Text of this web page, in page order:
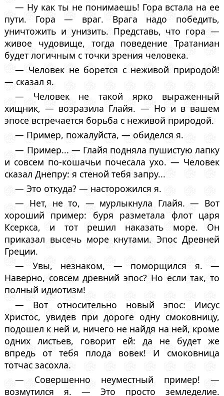
— Ну как ты не понимаешь! Гора встала на ее
пути. Гора — враг. Врага надо победить,
уничтожить и унизить. Представь, что гора —
живое чудовище, тогда поведение Тратаниан
будет логичным с точки зрения человека.
— Человек не борется с неживой природой!
— сказал я.
— Человек не такой ярко выраженный
хищник, — возразила Глайя. — Но и в вашем
эпосе встречается борьба с неживой природой.
— Пример, пожалуйста, — обиделся я.
— Пример... — Глайя подняла пушистую лапку
и совсем по-кошачьи почесала ухо. — Человек
сказал Днепру: я стеной тебя запру...
— Это откуда? — насторожился я.
— Нет, не то, — мурлыкнула Глайя. — Вот
хороший пример: буря разметала флот царя
Ксеркса, и тот решил наказать море. Он
приказал высечь море кнутами. Эпос Древней
Греции.
— Увы, незнаком, — поморщился я. —
Наверно, совсем древний эпос? Но если так, то
полный идиотизм!
— Вот относительно новый эпос: Иисус
Христос, увидев при дороге одну смоковницу,
подошел к ней и, ничего не найдя на ней, кроме
одних листьев, говорит ей: да не будет же
впредь от тебя плода вовек! И смоковница
тотчас засохла.
— Совершенно неуместный пример! —
возмутился я. — Это просто земледелие.